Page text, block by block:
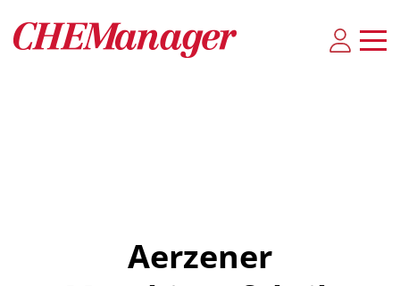
Aerzener